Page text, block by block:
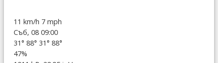
11 km/h 7 mph
Съб, 08 09:00
31° 88° 31° 88°
47%